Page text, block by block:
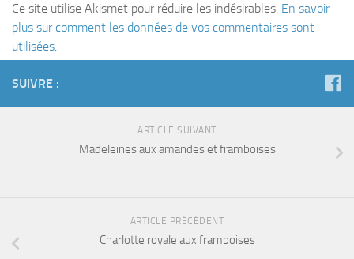
Ce site utilise Akismet pour réduire les indésirables. En savoir
plus sur comment les données de vos commentaires sont
utilisées.
SUIVRE :
ARTICLE SUIVANT
Madeleines aux amandes et framboises
ARTICLE PRÉCÉDENT
Charlotte royale aux framboises